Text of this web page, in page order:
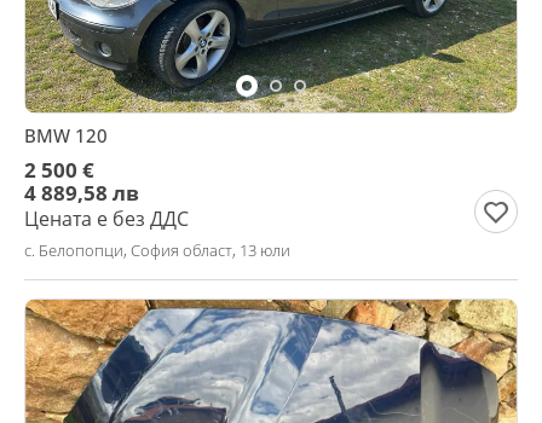
BMW 120
2 500 €
4 889,58 лв
Цената е без ДДС
с. Белопопци, София област, 13 юли